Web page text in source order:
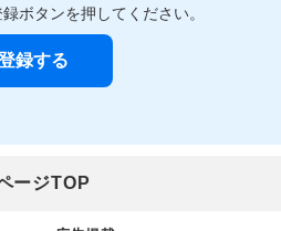
ボタンを押してください。
ージTOP